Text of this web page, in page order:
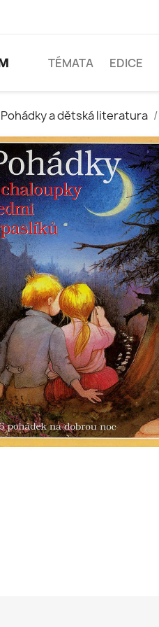
TÉMATA EDICE
Pohádky a dětská literatura